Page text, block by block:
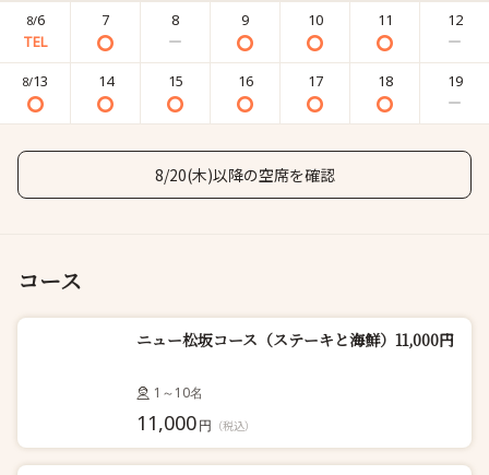
8/6 7 8 9 10 11 12
8/13 14 15 16 17 18 19
8/20(木)以降の空席を確認
コース
ニュー松坂コース（ステーキと海鮮）11,000円
1～10名
11,000円 （税込）